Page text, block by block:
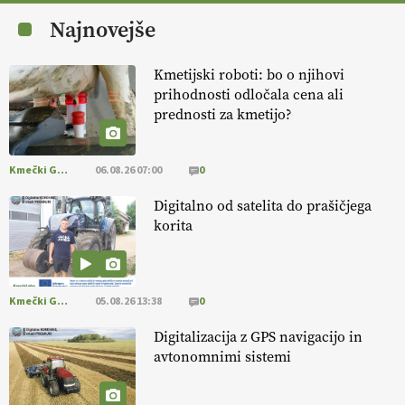
varnost,
okolje in kakovost življenja. VEČ
https://t.co/K0USFPJ5fJ @EUAgri #IMCAP #CAP
https://t.co/vcHhoOixHy
14.07.2026
[EKOloško = LOGIČNO ]
Danes ni pomembna le količina hrane,
ampak tudi način njene pridelave
@EUAgri #imcap #cap #blog https://t.co/2sllAmcKwG
[EKOloško = LOGIČNO
prilagojene sorte
so temelj uspešne ekološke pridelave.
https://t.co/OQSsax7l8V @EUAgri #IMCAP #CAP
https://t.co/PAL0zlhVia
[EKOloško = LOGIČNO
aronije
v dobrem desetletju zrasla v uspešno kmetijsko in
Najnovejše
Kmetijski roboti: bo o njihovi
prihodnosti odločala cena ali
prednosti za kmetijo?
Kmečki Glas 06.08.26 07:00 0
Digitalno od satelita do prašičjega
korita
Kmečki Glas 05.08.26 13:38 0
Digitalizacija z GPS navigacijo in
avtonomnimi sistemi